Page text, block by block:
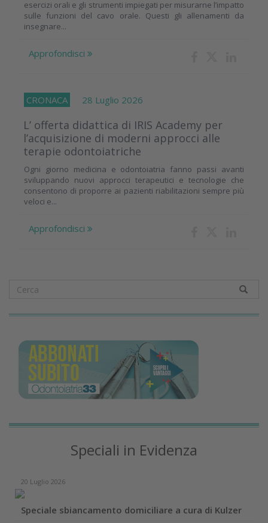
esercizi orali e gli strumenti impiegati per misurarne l’impatto
sulle funzioni del cavo orale. Questi gli allenamenti da
insegnare...
Approfondisci
CRONACA 28 Luglio 2026
L’ offerta didattica di IRIS Academy per
l’acquisizione di moderni approcci alle
terapie odontoiatriche
Ogni giorno medicina e odontoiatria fanno passi avanti
sviluppando nuovi approcci terapeutici e tecnologie che
consentono di proporre ai pazienti riabilitazioni sempre più
veloci e...
Approfondisci
Speciali in Evidenza
20 Luglio 2026
Speciale sbiancamento domiciliare a cura di Kulzer